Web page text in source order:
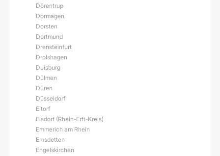
Dörentrup
Dormagen
Dorsten
Dortmund
Drensteinfurt
Drolshagen
Duisburg
Dülmen
Düren
Düsseldorf
Eitorf
Elsdorf (Rhein-Erft-Kreis)
Emmerich am Rhein
Emsdetten
Engelskirchen